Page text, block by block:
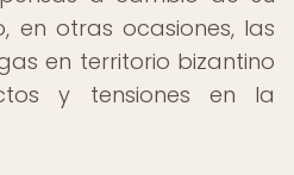
en otras ocasiones, las
en territorio bizantino
y tensiones en la